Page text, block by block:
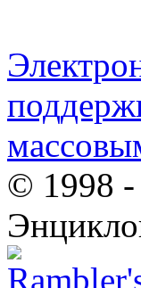
© 1998 -